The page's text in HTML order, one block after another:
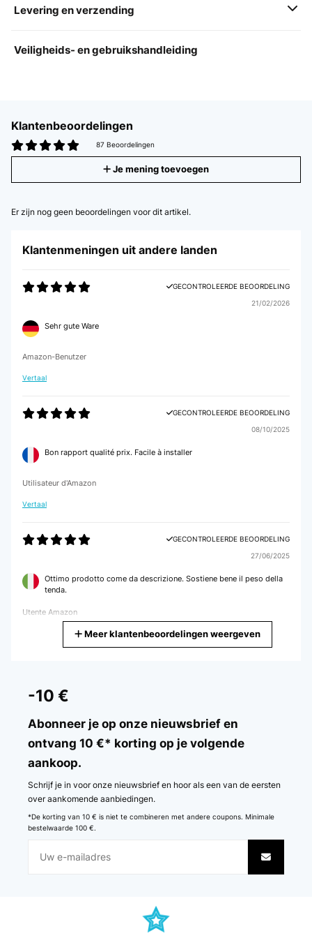
Levering en verzending
Veiligheids- en gebruikshandleiding
Klantenbeoordelingen
87 Beoordelingen
Je mening toevoegen
Er zijn nog geen beoordelingen voor dit artikel.
Klantenmeningen uit andere landen
GECONTROLEERDE BEOORDELING
21/02/2026
Sehr gute Ware
Amazon-Benutzer
Vertaal
GECONTROLEERDE BEOORDELING
08/10/2025
Bon rapport qualité prix. Facile à installer
Utilisateur d'Amazon
Vertaal
GECONTROLEERDE BEOORDELING
27/06/2025
Ottimo prodotto come da descrizione. Sostiene bene il peso della
tenda.
Utente Amazon
eh nicht benutzt wird angebracht.So kann ich Handtuch,Lappen und
Co zum trocknen aufhängen.Für mehr brauch ich sie nicht.Denn ich
hatte bis jetzt immer einen Badewannen Wäscheständer auf der BW
stehen und das hat mich gestört.Aber mit der Teleskopstange
perfekte Lösung.
Amazon-Benutzer
GECONTROLEERDE BEOORDELING
09/12/2024
Meer klantenbeoordelingen weergeven
-10 €
Abonneer je op onze nieuwsbrief en
ontvang 10 €* korting op je volgende
aankoop.
Schrijf je in voor onze nieuwsbrief en hoor als een van de eersten
over aankomende aanbiedingen.
*De korting van 10 € is niet te combineren met andere coupons. Minimale
bestelwaarde 100 €.